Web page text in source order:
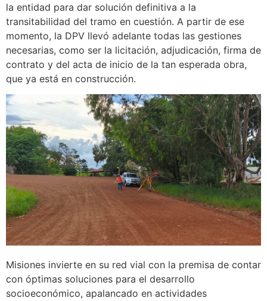
la entidad para dar solución definitiva a la
transitabilidad del tramo en cuestión. A partir de ese
momento, la DPV llevó adelante todas las gestiones
necesarias, como ser la licitación, adjudicación, firma de
contrato y del acta de inicio de la tan esperada obra,
que ya está en construcción.
Misiones invierte en su red vial con la premisa de contar
con óptimas soluciones para el desarrollo
socioeconómico, apalancado en actividades